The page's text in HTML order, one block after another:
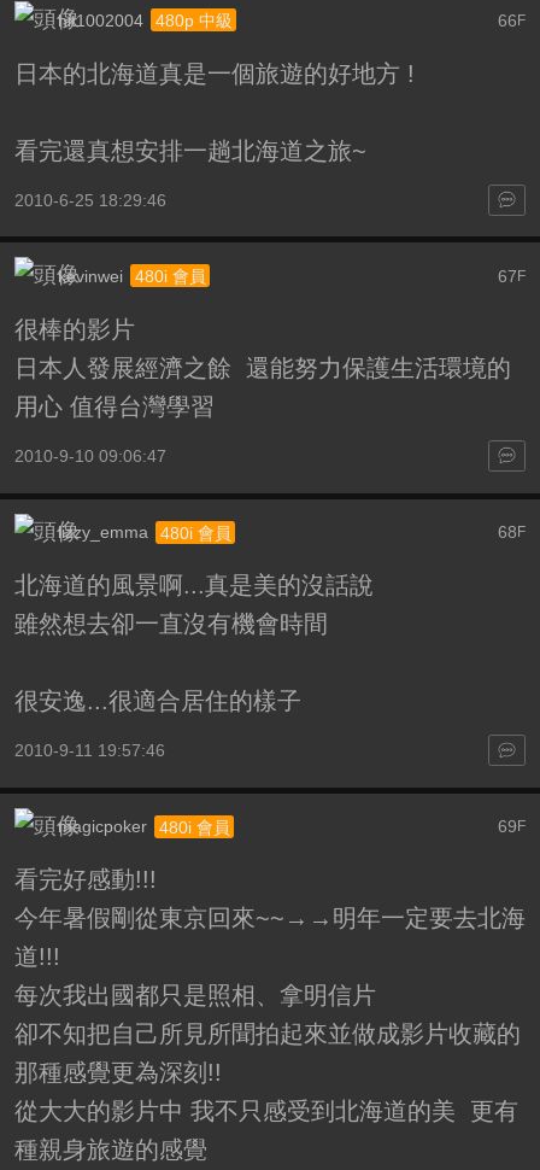
66 F
hit1002004 480p 中級
日本的北海道真是一個旅遊的好地方 !
看完還真想安排一趟北海道之旅~
2010-6-25 18:29:46
67 F
kevinwei 480i 會員
很棒的影片
日本人發展經濟之餘 還能努力保護生活環境的
用心 值得台灣學習
2010-9-10 09:06:47
68 F
lizzy_emma 480i 會員
北海道的風景啊...真是美的沒話說
雖然想去卻一直沒有機會時間
很安逸...很適合居住的樣子
2010-9-11 19:57:46
69 F
magicpoker 480i 會員
看完好感動!!!
今年暑假剛從東京回來~~→→明年一定要去北海
道!!!
每次我出國都只是照相、拿明信片
卻不知把自己所見所聞拍起來並做成影片收藏的
那種感覺更為深刻!!
從大大的影片中 我不只感受到北海道的美 更有
種親身旅遊的感覺